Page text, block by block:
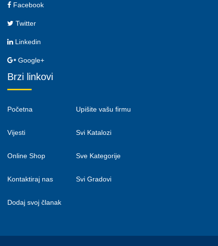
Facebook
Twitter
Linkedin
Google+
Brzi linkovi
Početna
Vijesti
Online Shop
Kontaktiraj nas
Dodaj svoj članak
Upišite vašu firmu
Svi Katalozi
Sve Kategorije
Svi Gradovi